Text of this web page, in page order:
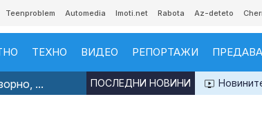
Teenproblem Automedia Imoti.net Rabota Az-deteto
ТЕХНО ВИДЕО РЕПОРТАЖИ
... ПОСЛЕДНИ НОВИНИ